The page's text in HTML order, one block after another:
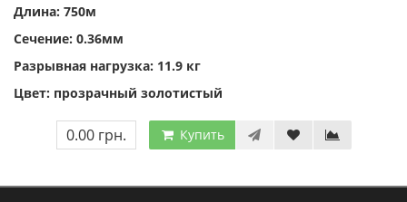
Длина: 750м
Сечение: 0.36мм
Разрывная нагрузка: 11.9 кг
Цвет: прозрачный золотистый
0.00 грн. Купить